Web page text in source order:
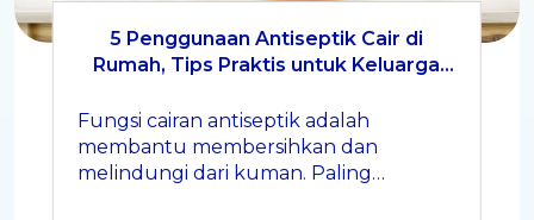
5 Penggunaan Antiseptik Cair di
Rumah, Tips Praktis untuk Keluarga
Fungsi cairan antiseptik adalah
membantu membersihkan dan
melindungi dari kuman. Paling